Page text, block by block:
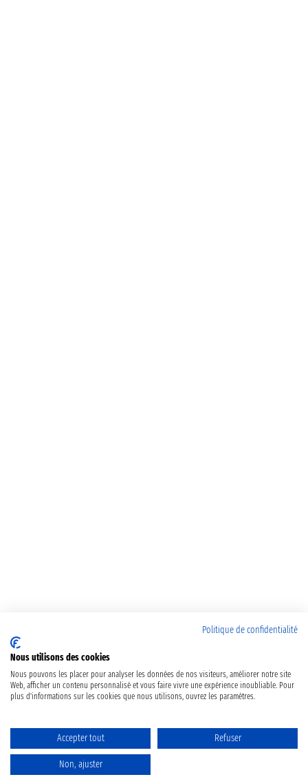
Politique de confidentialité
Nous utilisons des cookies
Nous pouvons les placer pour analyser les données de nos visiteurs, améliorer notre site
Web, afficher un contenu personnalisé et vous faire vivre une expérience inoubliable. Pour
plus d'informations sur les cookies que nous utilisons, ouvrez les paramètres.
Accepter tout Refuser
Non, ajuster